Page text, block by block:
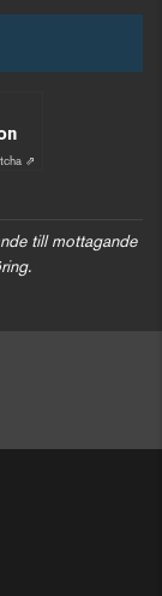
⇗
till mottagande